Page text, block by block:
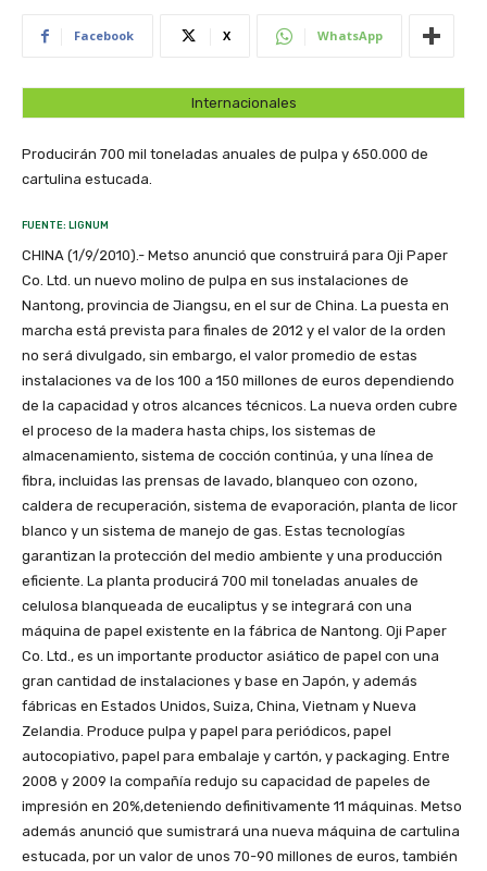
Facebook X WhatsApp
Internacionales
Producirán 700 mil toneladas anuales de pulpa y 650.000 de
cartulina estucada.
FUENTE: LIGNUM
CHINA (1/9/2010).- Metso anunció que construirá para Oji Paper
Co. Ltd. un nuevo molino de pulpa en sus instalaciones de
Nantong, provincia de Jiangsu, en el sur de China. La puesta en
marcha está prevista para finales de 2012 y el valor de la orden
no será divulgado, sin embargo, el valor promedio de estas
instalaciones va de los 100 a 150 millones de euros dependiendo
de la capacidad y otros alcances técnicos. La nueva orden cubre
el proceso de la madera hasta chips, los sistemas de
almacenamiento, sistema de cocción continúa, y una línea de
fibra, incluidas las prensas de lavado, blanqueo con ozono,
caldera de recuperación, sistema de evaporación, planta de licor
blanco y un sistema de manejo de gas. Estas tecnologías
garantizan la protección del medio ambiente y una producción
eficiente. La planta producirá 700 mil toneladas anuales de
celulosa blanqueada de eucaliptus y se integrará con una
máquina de papel existente en la fábrica de Nantong. Oji Paper
Co. Ltd., es un importante productor asiático de papel con una
gran cantidad de instalaciones y base en Japón, y además
fábricas en Estados Unidos, Suiza, China, Vietnam y Nueva
Zelandia. Produce pulpa y papel para periódicos, papel
autocopiativo, papel para embalaje y cartón, y packaging. Entre
2008 y 2009 la compañía redujo su capacidad de papeles de
impresión en 20%,deteniendo definitivamente 11 máquinas. Metso
además anunció que sumistrará una nueva máquina de cartulina
estucada, por un valor de unos 70-90 millones de euros, también